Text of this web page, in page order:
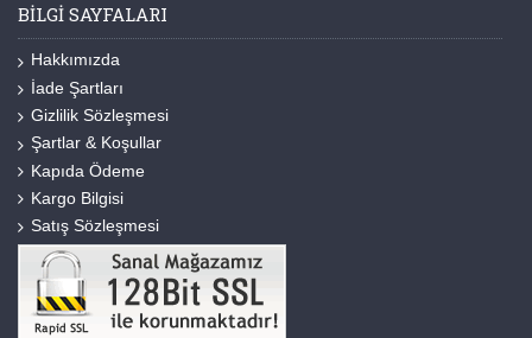
BILGI SAYFALARI
Hakkımızda
İade Şartları
Gizlilik Sözleşmesi
Şartlar & Koşullar
Kapıda Ödeme
Kargo Bilgisi
Satış Sözleşmesi